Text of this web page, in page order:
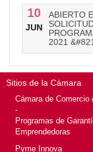
10
JUN
ABIERTO
2021
Sitios de la Cámara
Cámara de Comercio
-
Programas de
Emprendedoras
Pyme Innova